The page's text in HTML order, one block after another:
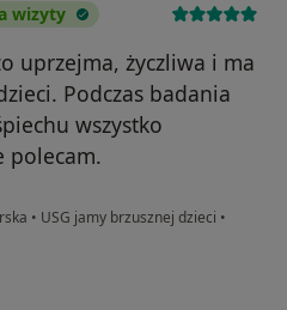
wizyty
uprzejma, życzliwa i ma
Podczas badania
wszystko
polecam.
• USG jamy brzusznej dzieci •